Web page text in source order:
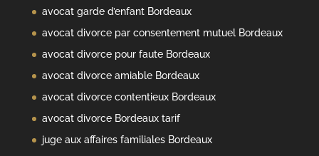
avocat garde d’enfant Bordeaux
avocat divorce par consentement mutuel Bordeaux
avocat divorce pour faute Bordeaux
avocat divorce amiable Bordeaux
avocat divorce contentieux Bordeaux
avocat divorce Bordeaux tarif
juge aux affaires familiales Bordeaux